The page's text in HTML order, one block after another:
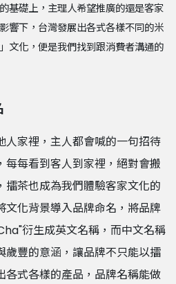
基礎上，主理人希望推廣的還是客家
響下，台灣發展出各式各樣不同的米
文化，便是我們找到跟消費者溝通的
人家裡，主人都會喊的一句招待
每每看到客人到家裡，絕對會搬
擂茶也成為我們體驗客家文化的
文化背景導入品牌命名，將品牌
衍生成英文名稱，而中文名稱
歲豐的意涵，讓品牌不只能以擂
各式各樣的產品，品牌名稱能做